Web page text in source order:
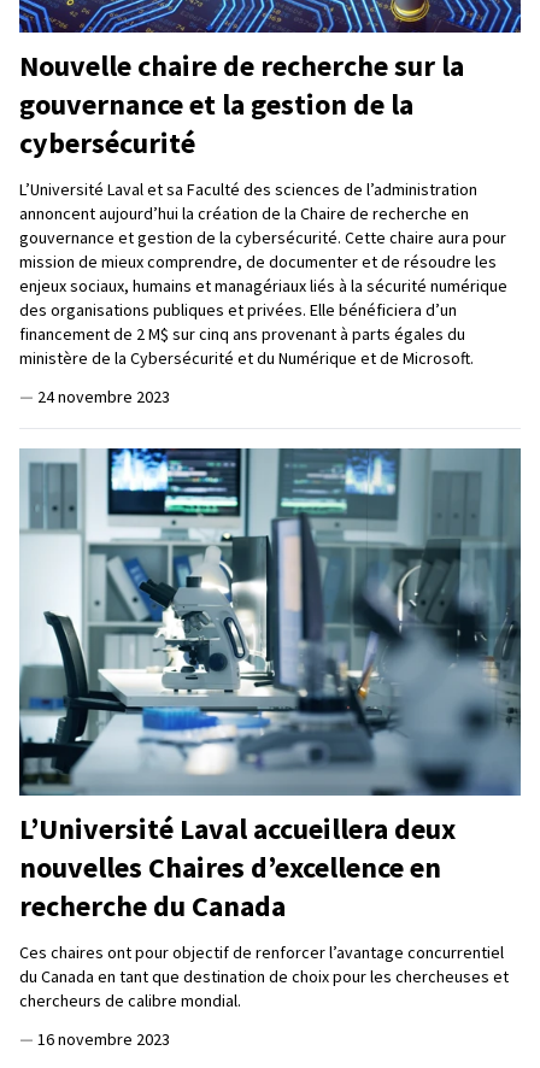
Nouvelle chaire de recherche sur la
gouvernance et la gestion de la
cybersécurité
L’Université Laval et sa Faculté des sciences de l’administration
annoncent aujourd’hui la création de la Chaire de recherche en
gouvernance et gestion de la cybersécurité. Cette chaire aura pour
mission de mieux comprendre, de documenter et de résoudre les
enjeux sociaux, humains et managériaux liés à la sécurité numérique
des organisations publiques et privées. Elle bénéficiera d’un
financement de 2 M$ sur cinq ans provenant à parts égales du
ministère de la Cybersécurité et du Numérique et de Microsoft.
— 24 novembre 2023
L’Université Laval accueillera deux
nouvelles Chaires d’excellence en
recherche du Canada
Ces chaires ont pour objectif de renforcer l’avantage concurrentiel
du Canada en tant que destination de choix pour les chercheuses et
chercheurs de calibre mondial.
— 16 novembre 2023